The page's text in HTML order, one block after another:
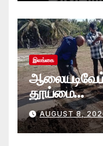
இலங்கை
தூய்மை
பிரதேச
இணைந்து
AUGUST 8,